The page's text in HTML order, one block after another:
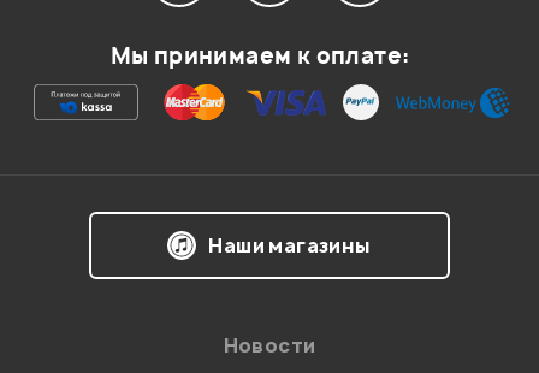
Ваша оценка:
Мы принимаем к оплате:
Наши магазины
Новости